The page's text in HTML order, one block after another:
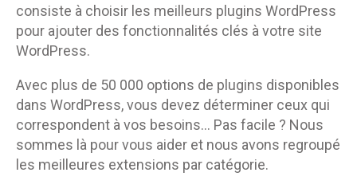
consiste à choisir les meilleurs plugins WordPress
pour ajouter des fonctionnalités clés à votre site
WordPress.
Avec plus de 50 000 options de plugins disponibles
dans WordPress, vous devez déterminer ceux qui
correspondent à vos besoins… Pas facile ? Nous
sommes là pour vous aider et nous avons regroupé
les meilleures extensions par catégorie.